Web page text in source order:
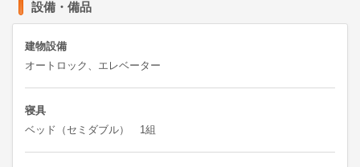
設備・備品
建物設備
オートロック、エレベーター
寝具
ベッド（セミダブル） 1組